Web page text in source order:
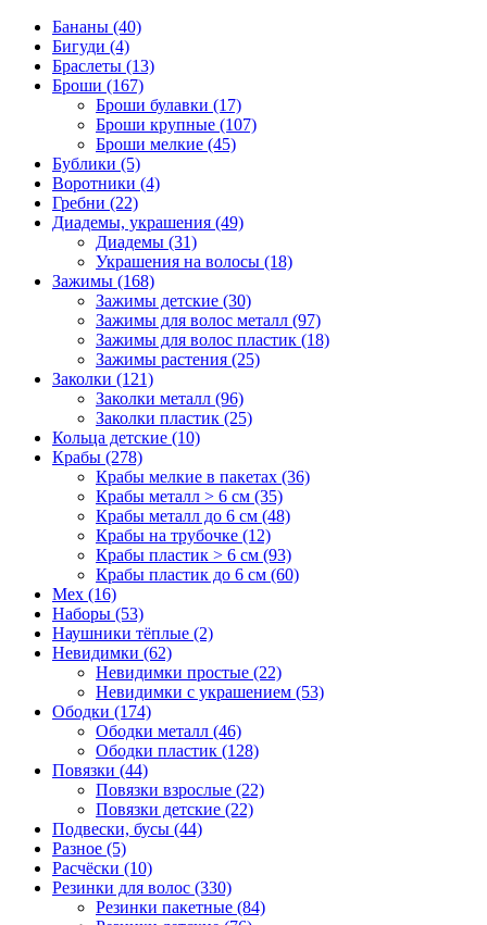
Бананы (40)
Бигуди (4)
Браслеты (13)
Броши (167)
Броши булавки (17)
Броши крупные (107)
Броши мелкие (45)
Бублики (5)
Воротники (4)
Гребни (22)
Диадемы, украшения (49)
Диадемы (31)
Украшения на волосы (18)
Зажимы (168)
Зажимы детские (30)
Зажимы для волос металл (97)
Зажимы для волос пластик (18)
Зажимы растения (25)
Заколки (121)
Заколки металл (96)
Заколки пластик (25)
Кольца детские (10)
Крабы (278)
Крабы мелкие в пакетах (36)
Крабы металл > 6 см (35)
Крабы металл до 6 см (48)
Крабы на трубочке (12)
Крабы пластик > 6 см (93)
Крабы пластик до 6 см (60)
Мех (16)
Наборы (53)
Наушники тёплые (2)
Невидимки (62)
Невидимки простые (22)
Невидимки с украшением (53)
Ободки (174)
Ободки металл (46)
Ободки пластик (128)
Повязки (44)
Повязки взрослые (22)
Повязки детские (22)
Подвески, бусы (44)
Разное (5)
Расчёски (10)
Резинки для волос (330)
Резинки пакетные (84)